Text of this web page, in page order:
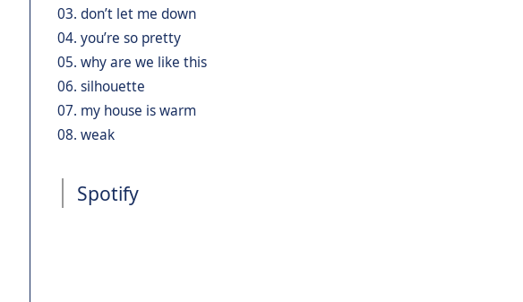
03. don’t let me down
04. you’re so pretty
05. why are we like this
06. silhouette
07. my house is warm
08. weak
Spotify